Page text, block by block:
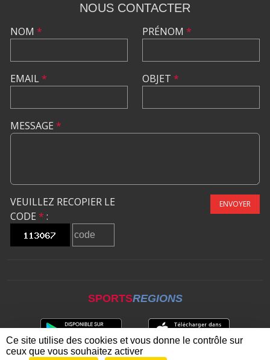
NOUS CONTACTER
NOM *
EMAIL*
PRÉNOM *
OBJET *
MESSAGE *
VEUILLEZ RECOPIER LE
CODE * :
ENVOYER
SPORTSREGIONS
Ce site utilise des cookies et vous donne le contrôle sur
ceux que vous souhaitez activer